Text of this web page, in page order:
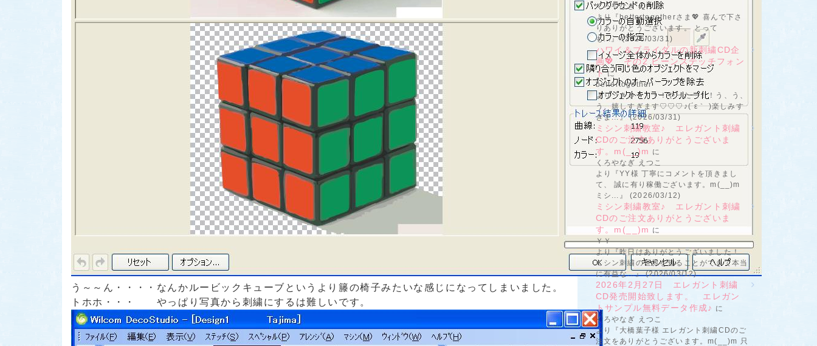
う～～ん・・・・なんかルービックキューブというより籐の椅子みたいな感じになってしまいました。
トホホ・・・ やっぱり写真から刺繍にするは難しいです。
くろやなぎ えつこ
より『bettertogetherさま💖 喜んで下さ
りありがとうございます。 とって
も...』 (2026/03/31)
ハワイ＆ブライダルの新刺繍CD企
画💖 その2 ビーンステッチフォン
トに
bettertogether
より『きゃー！！！やったー！！う、う、
う、嬉しすぎます♡♡♡♪(´ε｀ )楽しみす
ぎま...』 (2026/03/31)
ミシン刺繍教室♪ エレガント刺繍
CDのご注文ありがとうございま
す。m(__)m に
くろやなぎ えつこ
より『YY様 丁寧にコメントを頂きまし
て、 誠に有り稼働ございます。m(__)m
ミシ...』 (2026/03/12)
ミシン刺繍教室♪ エレガント刺繍
CDのご注文ありがとうございま
す。m(__)m に
ＹＹ
より『昨日はありがとうございました！
ミシン刺繍の世界を知ることができて本当
に有益な...』 (2026/03/12)
2026年2月27日 エレガント刺繍
CD発売開始致します。 エレガン
トサンプル無料データ作成♪ に
くろやなぎ えつこ
より『大橋葉子様 エレガント刺繍CDのご
注文をありがとうございます。m(__)m 只